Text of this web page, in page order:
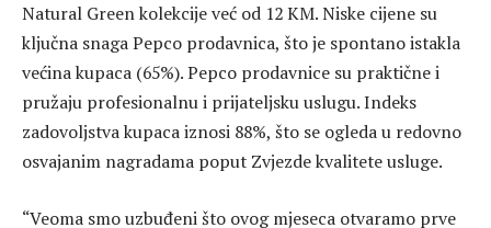
Natural Green kolekcije već od 12 KM. Niske cijene su
ključna snaga Pepco prodavnica, što je spontano istakla
većina kupaca (65%). Pepco prodavnice su praktične i
pružaju profesionalnu i prijateljsku uslugu. Indeks
zadovoljstva kupaca iznosi 88%, što se ogleda u redovno
osvajanim nagradama poput Zvjezde kvalitete usluge.
“Veoma smo uzbuđeni što ovog mjeseca otvaramo prve